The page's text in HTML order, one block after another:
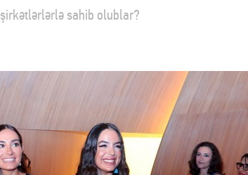
şirkətlərlərlə sahib olublar?